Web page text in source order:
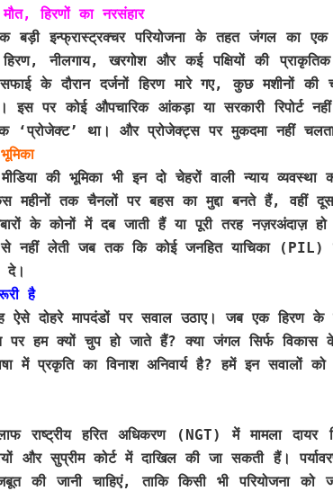
हिरणों का नरसंहार
बड़ी इन्फ्रास्ट्रक्चर परियोजना के तहत जंगल का एक
नीलगाय, खरगोश और कई पक्षियों की
के दौरान दर्जनों हिरण मारे गए, कुछ मशीनों
इस पर कोई औपचारिक आंकड़ा या सरकारी रिपोर्ट
‘प्रोजेक्ट’ था। और प्रोजेक्ट्स पर मुकदमा नहीं
की भूमिका भी इन दो चेहरों वाली न्याय
तक चैनलों पर बहस का मुद्दा बनते हैं, वहीं
के कोनों में दब जाती हैं या पूरी तरह नज़रअंदाज़ हो
से नहीं लेती जब तक कि कोई जनहित याचिका (PIL)
दे।
है
ऐसे दोहरे मापदंडों पर सवाल उठाए। जब एक हिरण के
पर हम क्यों चुप हो जाते हैं? क्या जंगल सिर्फ विकास
में प्रकृति का विनाश अनिवार्य है? हमें इन सवालों
राष्ट्रीय हरित अधिकरण (NGT) में मामला दायर
और सुप्रीम कोर्ट में दाखिल की जा सकती हैं।
की जानी चाहिएं, ताकि किसी भी परियोजना